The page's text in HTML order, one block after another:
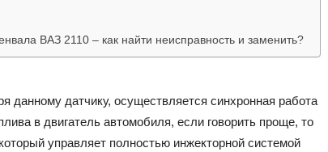
ВАЗ 2110 – как найти неисправность и заменить?
данному датчику, осуществляется синхронная работа
в двигатель автомобиля, если говорить проще, то
управляет полностью инжекторной системой